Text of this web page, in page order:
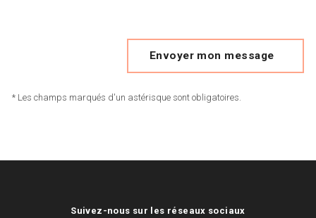
Envoyer mon message
* Les champs marqués d'un astérisque sont obligatoires.
Suivez-nous sur les réseaux sociaux